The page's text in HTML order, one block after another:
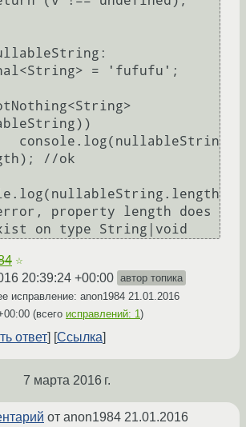
= 'fufufu';
//ok
property length does
☆
20:39:24 +00:00 автор топика
исправление: anon1984 21.01.2016
(всего исправлений: 1)
ответ Ссылка
7 марта 2016 г.
от anon1984 21.01.2016